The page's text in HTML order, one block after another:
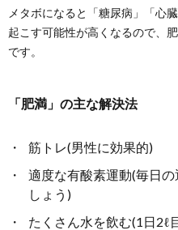
メタボになると「糖尿病」「心
起こす可能性が高くなるので、
です。
「肥満」の主な解決法
筋トレ(男性に効果的)
適度な有酸素運動(毎日
しょう)
たくさん水を飲む(1日2ℓ